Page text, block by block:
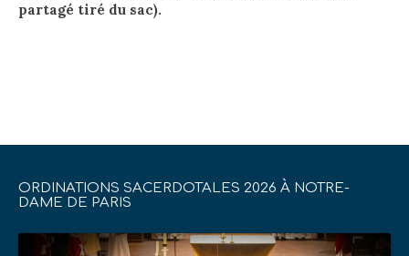
partagé tiré du sac).
ORDINATIONS SACERDOTALES 2026 À NOTRE-
DAME DE PARIS